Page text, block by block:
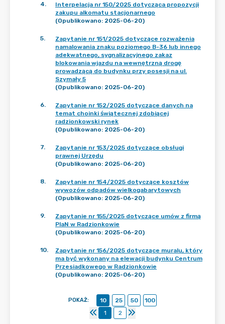
4.
Interpelacja nr 150/2025 dotycząca propozycji
zakupu alkomatu stacjonarnego
(Opublikowano: 2025-06-20)
5.
Zapytanie nr 151/2025 dotyczące rozważenia
namalowania znaku poziomego B-36 lub innego
adekwatnego, sygnalizacyjnego zakaz
blokowania wjazdu na wewnętrzną drogę
prowadzącą do budynku przy posesji na ul.
Szymały 5
(Opublikowano: 2025-06-20)
6.
Zapytanie nr 152/2025 dotyczące danych na
temat choinki świątecznej zdobiącej
radzionkowski rynek
(Opublikowano: 2025-06-20)
7.
Zapytanie nr 153/2025 dotyczące obsługi
prawnej Urzędu
(Opublikowano: 2025-06-20)
8.
Zapytanie nr 154/2025 dotyczące kosztów
wywozów odpadów wielkogabarytowych
(Opublikowano: 2025-06-20)
9.
Zapytanie nr 155/2025 dotyczące umów z firmą
PlaN w Radzionkowie
(Opublikowano: 2025-06-20)
10.
Zapytanie nr 156/2025 dotyczące muralu, który
ma być wykonany na elewacji budynku Centrum
Przesiadkowego w Radzionkowie
(Opublikowano: 2025-06-20)
POKAŻ: 10 25 50
100
1
2